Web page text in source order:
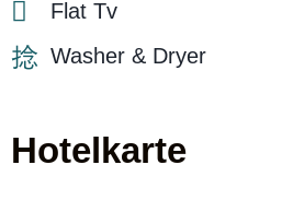
Flat Tv
Washer & Dryer
Hotelkarte